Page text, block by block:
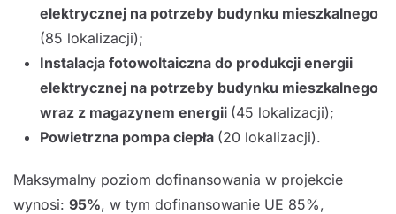
elektrycznej na potrzeby budynku mieszkalnego
(85 lokalizacji);
Instalacja fotowoltaiczna do produkcji energii
elektrycznej na potrzeby budynku mieszkalnego
wraz z magazynem energii (45 lokalizacji);
Powietrzna pompa ciepła (20 lokalizacji).
Maksymalny poziom dofinansowania w projekcie
wynosi: 95%, w tym dofinansowanie UE 85%,